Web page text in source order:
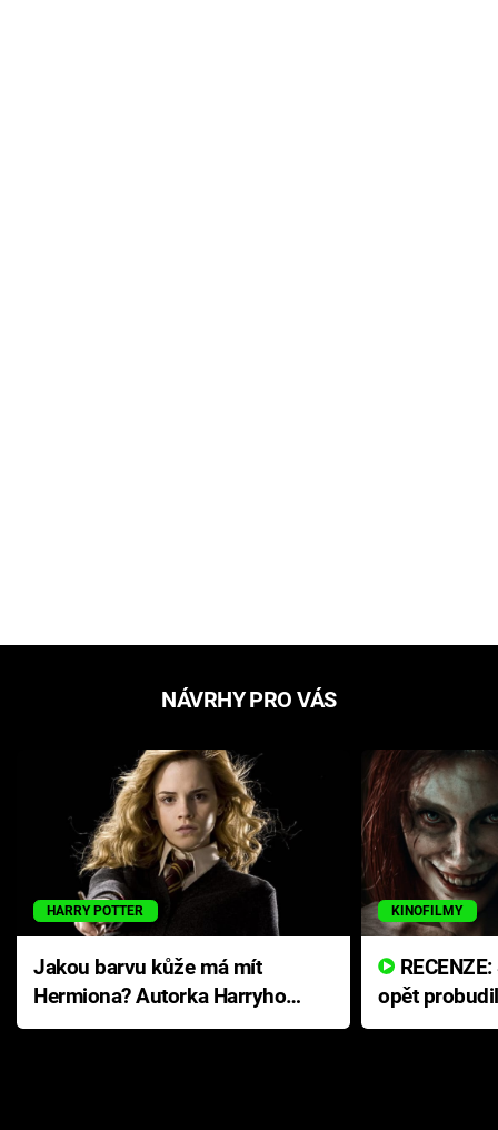
NÁVRHY PRO VÁS
HARRY POTTER
Jakou barvu kůže má mít
Hermiona? Autorka Harryho
Pottera přišla s ráznou
KINOFILMY
opět
přichází s